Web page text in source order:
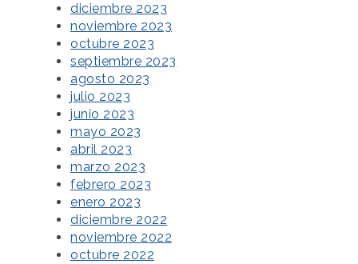
diciembre 2023
noviembre 2023
octubre 2023
septiembre 2023
agosto 2023
julio 2023
junio 2023
mayo 2023
abril 2023
marzo 2023
febrero 2023
enero 2023
diciembre 2022
noviembre 2022
octubre 2022